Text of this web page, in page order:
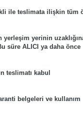
ile teslimata ilişkin tüm
yerinin
süre ALICI ya daha önce
teslimatı kabul
belgeleri ve kullanım